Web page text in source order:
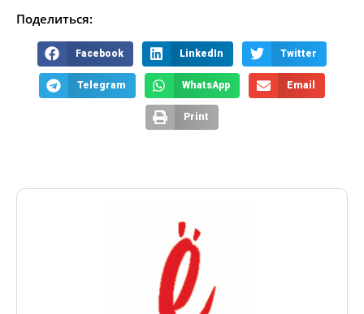
Поделиться:
Facebook LinkedIn Twitter
Telegram WhatsApp Email
Print